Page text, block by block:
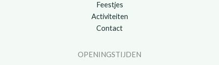
Feestjes
Activiteiten
Contact
OPENINGSTIJDEN